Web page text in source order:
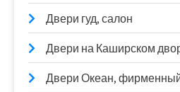
Двери гуд, салон
Двери на Каширском
Двери Океан,